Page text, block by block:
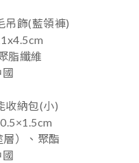
吊飾(藍領褲)
脂纖維
收納包(小)
）、聚酯